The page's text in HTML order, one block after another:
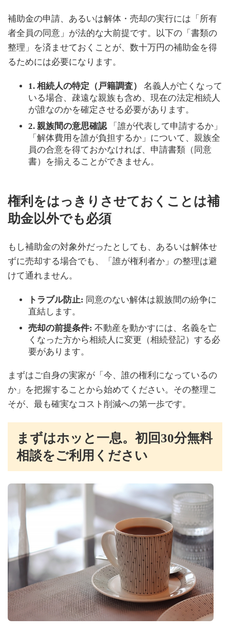
補助金の申請、あるいは解体・売却の実行には「所有
者全員の同意」が法的な大前提です。以下の「書類の
整理」を済ませておくことが、数十万円の補助金を得
るためには必要になります。
1. 相続人の特定（戸籍調査）
名義人が亡くなって
いる場合、疎遠な親族も含め、現在の法定相続人
が誰なのかを確定させる必要があります。
2. 親族間の意思確認 「誰が代表して申請するか」
「解体費用を誰が負担するか」について、親族全
員の合意を得ておかなければ、申請書類（同意
書）を揃えることができません。
権利をはっきりさせておくことは補
助金以外でも必須
もし補助金の対象外だったとしても、あるいは解体せ
ずに売却する場合でも、「誰が権利者か」の整理は避
けて通れません。
トラブル防止: 同意のない解体は親族間の紛争に
直結します。
売却の前提条件: 不動産を動かすには、名義を亡
くなった方から相続人に変更（相続登記）する必
要があります。
まずはご自身の実家が「今、誰の権利になっているの
か」を把握することから始めてください。その整理こ
そが、最も確実なコスト削減への第一歩です。
まずはホッと一息。初回30分無料
相談をご利用ください